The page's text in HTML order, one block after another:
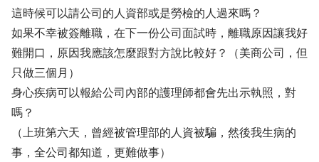
這時候可以請公司的人資部或是勞檢的人過來嗎？
如果不幸被簽離職，在下一份公司面試時，離職原因讓我好
難開口，原因我應該怎麼跟對方說比較好？（美商公司，但
只做三個月）
身心疾病可以報給公司內部的護理師都會先出示執照，對
嗎？
（上班第六天，曾經被管理部的人資被騙，然後我生病的
事，全公司都知道，更難做事）